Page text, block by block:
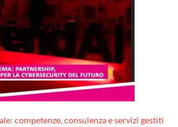
competenze, consulenza e servizi gestiti